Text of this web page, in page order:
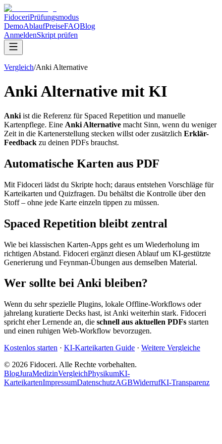
FidoceriPrüfungsmodus
DemoAblaufPreiseFAQBlog
AnmeldenSkript prüfen
Vergleich/Anki Alternative
Anki Alternative mit KI
Anki ist die Referenz für Spaced Repetition und manuelle
Kartenpflege. Eine Anki Alternative macht Sinn, wenn du weniger
Zeit in die Kartenerstellung stecken willst oder zusätzlich Erklär-
Feedback zu deinen PDFs brauchst.
Automatische Karten aus PDF
Mit Fidoceri lädst du Skripte hoch; daraus entstehen Vorschläge für
Karteikarten und Quizfragen. Du behältst die Kontrolle über den
Stoff – ohne jede Karte einzeln tippen zu müssen.
Spaced Repetition bleibt zentral
Wie bei klassischen Karten-Apps geht es um Wiederholung im
richtigen Abstand. Fidoceri ergänzt diesen Ablauf um KI-gestützte
Generierung und Feynman-Übungen aus demselben Material.
Wer sollte bei Anki bleiben?
Wenn du sehr spezielle Plugins, lokale Offline-Workflows oder
jahrelang kuratierte Decks hast, ist Anki weiterhin stark. Fidoceri
spricht eher Lernende an, die schnell aus aktuellen PDFs starten
und einen ruhigen Web-Workflow bevorzugen.
Kostenlos starten · KI-Karteikarten Guide · Weitere Vergleiche
© 2026 Fidoceri. Alle Rechte vorbehalten.
BlogJuraMedizinVergleichPhysikumKI-
KarteikartenImpressumDatenschutzAGBWiderrufKI-Transparenz